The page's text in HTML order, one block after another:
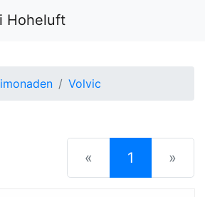
Hoheluft
Volvic
« 1 (current)
»